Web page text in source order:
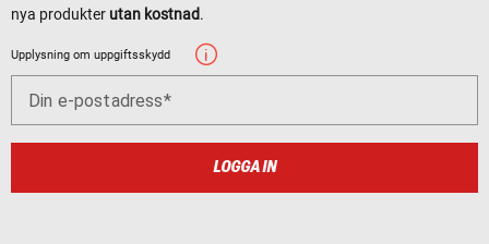
nya produkter utan kostnad.
Upplysning om uppgiftsskydd
Din e-postadress
LOGGA IN